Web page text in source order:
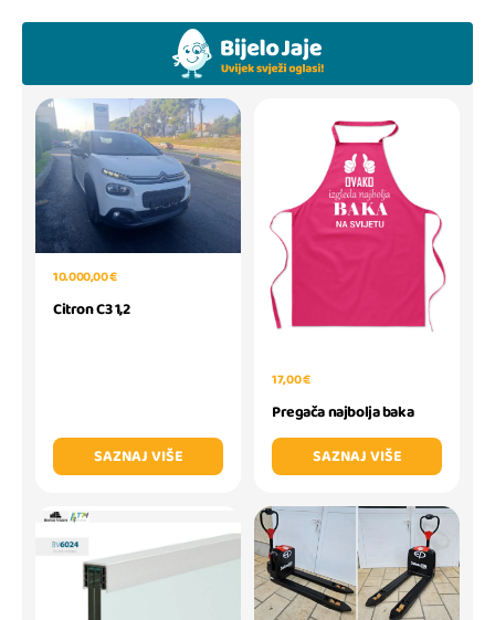
10.000,00 €
Citron C3 1,2
SAZNAJ VIŠE
17,00 €
Pregača najbolja baka
SAZNAJ VIŠE